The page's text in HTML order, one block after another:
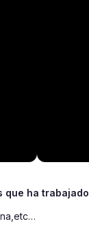
que ha trabajado